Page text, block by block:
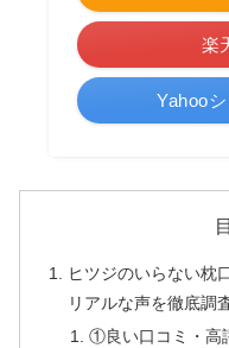
楽
Yahoo
ヒツジのいらない枕
リアルな声を徹底調査
①良い口コミ・高